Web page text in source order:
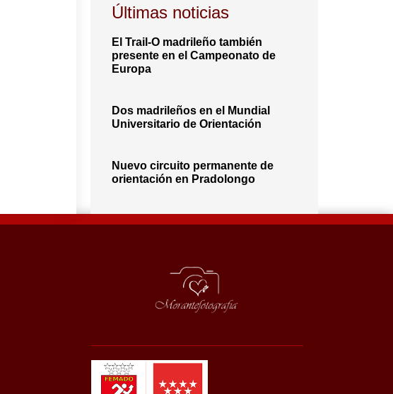
Últimas noticias
El Trail-O madrileño también
presente en el Campeonato de
Europa
Dos madrileños en el Mundial
Universitario de Orientación
Nuevo circuito permanente de
orientación en Pradolongo